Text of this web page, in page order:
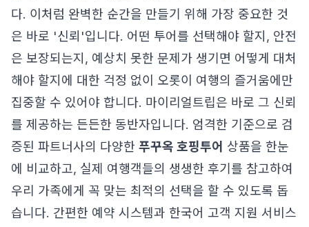
다. 이처럼 완벽한 순간을 만들기 위해 가장 중요한 것
은 바로 '신뢰'입니다. 어떤 투어를 선택해야 할지, 안전
은 보장되는지, 예상치 못한 문제가 생기면 어떻게 대처
해야 할지에 대한 걱정 없이 오롯이 여행의 즐거움에만
집중할 수 있어야 합니다. 마이리얼트립은 바로 그 신뢰
를 제공하는 든든한 동반자입니다. 엄격한 기준으로 검
증된 파트너사의 다양한 푸꾸옥 호핑투어 상품을 한눈
에 비교하고, 실제 여행객들의 생생한 후기를 참고하여
우리 가족에게 꼭 맞는 최적의 선택을 할 수 있도록 돕
습니다. 간편한 예약 시스템과 한국어 고객 지원 서비스